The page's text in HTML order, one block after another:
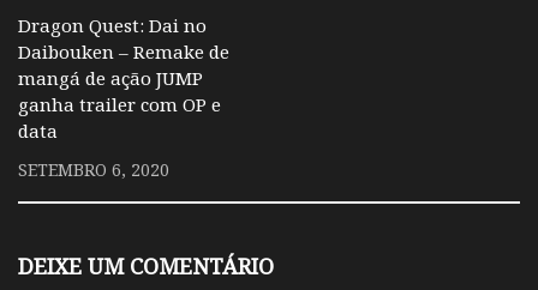
Dragon Quest: Dai no
Daibouken – Remake de
mangá de ação JUMP
ganha trailer com OP e
data
SETEMBRO 6, 2020
DEIXE UM COMENTÁRIO